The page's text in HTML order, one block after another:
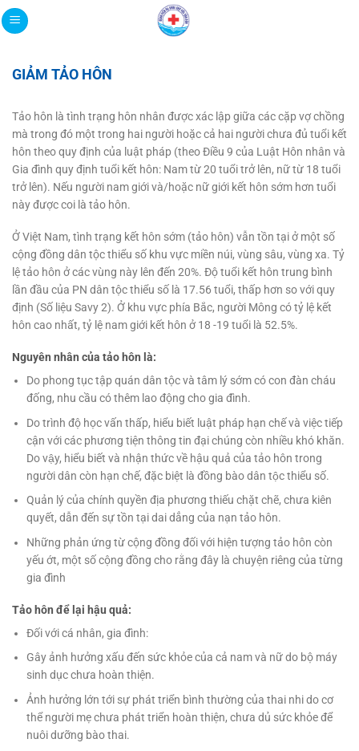
Bỏ
qua
dung
GIẢM TẢO HÔN
Tảo hôn là tình trạng hôn nhân được xác lập giữa các cặp vợ chồng
mà trong đó một trong hai người hoặc cả hai người chưa đủ tuổi kết
hôn theo quy định của luật pháp (theo Điều 9 của Luật Hôn nhân và
Gia đình quy định tuổi kết hôn: Nam từ 20 tuổi trở lên, nữ từ 18 tuổi
trở lên). Nếu người nam giới và/hoặc nữ giới kết hôn sớm hơn tuổi
này được coi là tảo hôn.
Ở Việt Nam, tình trạng kết hôn sớm (tảo hôn) vẫn tồn tại ở một số
cộng đồng dân tộc thiểu số khu vực miền núi, vùng sâu, vùng xa. Tỷ
lệ tảo hôn ở các vùng này lên đến 20%. Độ tuổi kết hôn trung bình
lần đầu của PN dân tộc thiểu số là 17.56 tuổi, thấp hơn so với quy
định (Số liệu Savy 2). Ở khu vực phía Bắc, người Mông có tỷ lệ kết
hôn cao nhất, tỷ lệ nam giới kết hôn ở 18 -19 tuổi là 52.5%.
Nguyên nhân của tảo hôn là:
Do phong tục tập quán dân tộc và tâm lý sớm có con đàn cháu
đống, nhu cầu có thêm lao động cho gia đình.
Do trình độ học vấn thấp, hiểu biết luật pháp hạn chế và việc tiếp
cận với các phương tiện thông tin đại chúng còn nhiều khó khăn.
Do vậy, hiểu biết và nhận thức về hậu quả của tảo hôn trong
người dân còn hạn chế, đặc biệt là đồng bào dân tộc thiểu số.
Quản lý của chính quyền địa phương thiếu chặt chẽ, chưa kiên
quyết, dẫn đến sự tồn tại dai dẳng của nạn tảo hôn.
Những phản ứng từ cộng đồng đối với hiện tượng tảo hôn còn
yếu ớt, một số cộng đồng cho rằng đây là chuyện riêng của từng
gia đình
Tảo hôn để lại hậu quả:
Đối với cá nhân, gia đình:
Gây ảnh hưởng xấu đến sức khỏe của cả nam và nữ do bộ máy
sinh dục chưa hoàn thiện.
Ảnh hưởng lớn tới sự phát triển bình thường của thai nhi do cơ
thể người mẹ chưa phát triển hoàn thiện, chưa dủ sức khỏe để
nuôi dưỡng bào thai.